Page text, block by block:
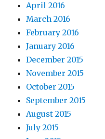
April 2016
March 2016
February 2016
January 2016
December 2015
November 2015
October 2015
September 2015
August 2015
July 2015